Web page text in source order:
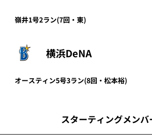
嶺井1号2ラン(7回・ 東)
横浜DeNA
オースティン5号3ラン(8回・ 松本裕)
スターティングメンバ